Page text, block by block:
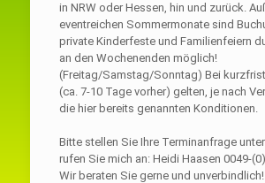
in NRW oder Hessen, hin und zurück.
eventreichen Sommermonate sind
private Kinderfeste und Familienfeiern
an den Wochenenden möglich!
(Freitag/Samstag/Sonntag) Bei
(ca. 7-10 Tage vorher) gelten, je nach
die hier bereits genannten Konditionen.
Bitte stellen Sie Ihre Terminanfrage unter
rufen Sie mich an: Heidi Haasen 0049-
Wir beraten Sie gerne und unverbindlich!